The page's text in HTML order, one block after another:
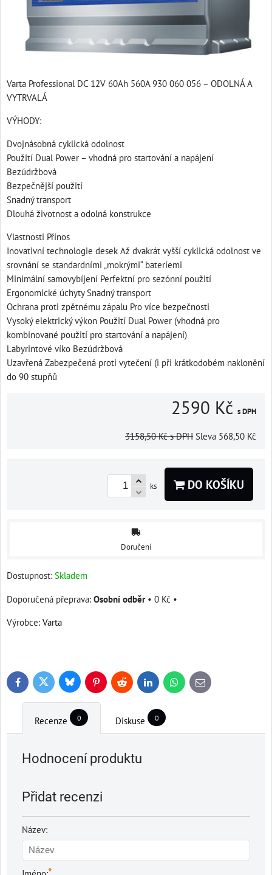
Varta Professional DC 12V 60Ah 560A 930 060 056 – ODOLNÁ A
VYTRVALÁ
VÝHODY:
Dvojnásobná cyklická odolnost
Použití Dual Power – vhodná pro startování a napájení
Bezúdržbová
Bezpečnější použití
Snadný transport
Dlouhá životnost a odolná konstrukce
Vlastnosti Přínos
Inovativní technologie desek Až dvakrát vyšší cyklická odolnost ve
srovnání se standardními „mokrými“ bateriemi
Minimální samovybíjení Perfektní pro sezónní použití
Ergonomické úchyty Snadný transport
Ochrana proti zpětnému zápalu Pro více bezpečnosti
Vysoký elektrický výkon Použití Dual Power (vhodná pro
kombinované použití pro startování a napájení)
Labyrintové víko Bezúdržbová
Uzavřená Zabezpečená proti vytečení (i při krátkodobém naklonění
do 90 stupňů
2590 Kč s DPH
3158,50 Kč s DPH Sleva 568,50 Kč
ks DO KOŠÍKU
Doručení
Dostupnost: Skladem
Osobní odběr • 0 Kč •
Výrobce: Varta
FacebookTwitter BlueskyPinterestReddit LinkedInWhatsApp
E-
mail
Recenze 0 Diskuse 0
Hodnocení produktu
Přidat recenzi
Název: